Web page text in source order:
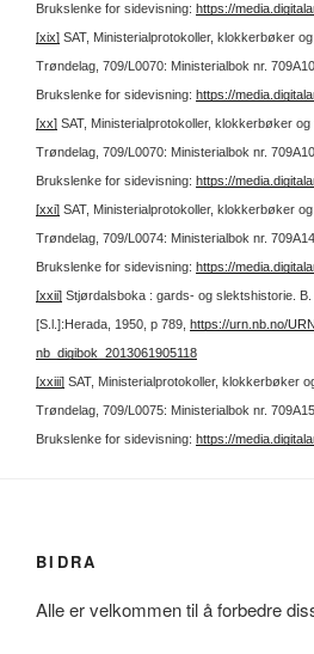
Brukslenke for sidevisning: https://
[xix] SAT, Ministerialprotokoller, klokkerbøker
Trøndelag, 709/L0070: Ministerialbok nr.
Brukslenke for sidevisning: https://
[xx] SAT, Ministerialprotokoller, klokkerbøker
Trøndelag, 709/L0070: Ministerialbok nr.
Brukslenke for sidevisning: https://
[xxi] SAT, Ministerialprotokoller, klokkerbøker
Trøndelag, 709/L0074: Ministerialbok nr.
Brukslenke for sidevisning: https://
[xxii] Stjørdalsboka : gards- og slektshistorie. B.
[S.l.]:Herada, 1950, p 789, https://urn.nb.no/
nb_digibok_2013061905118
[xxiii] SAT, Ministerialprotokoller, klokkerbøker
Trøndelag, 709/L0075: Ministerialbok nr.
Brukslenke for sidevisning: https://
BIDRA
Alle er velkommen til å forbedre